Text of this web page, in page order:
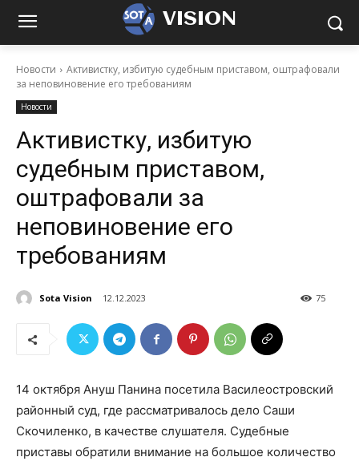
VISION
Новости
Активистку, избитую судебным приставом, оштрафовали
за неповиновение его требованиям
Новости
Активистку, избитую
судебным приставом,
оштрафовали за
неповиновение его
требованиям
Sota Vision 12.12.2023 75
14 октября Ануш Панина посетила Василеостровский
районный суд, где рассматривалось дело Саши
Скочиленко, в качестве слушателя. Судебные
приставы обратили внимание на большое количество